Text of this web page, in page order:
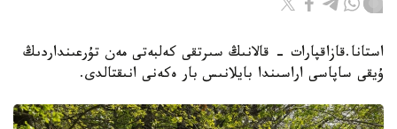
استانا.قازاقپارات - قالانىڭ سىرتقى كەلبەتى مەن تۇرعىنداردىڭ
ۇيقى ساپاسى اراسىندا بايلانىس بار ەكەنى انىقتالدى.